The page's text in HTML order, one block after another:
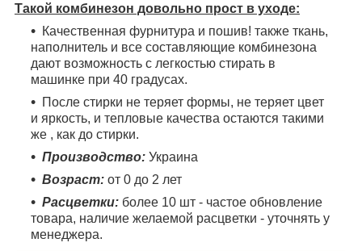
Такой комбинезон довольно прост в уходе:
Качественная фурнитура и пошив! также ткань,
наполнитель и все составляющие комбинезона
дают возможность с легкостью стирать в
машинке при 40 градусах.
После стирки не теряет формы, не теряет цвет
и яркость, и тепловые качества остаются такими
же , как до стирки.
Производство: Украина
Возраст: от 0 до 2 лет
Расцветки: более 10 шт - частое обновление
товара, наличие желаемой расцветки - уточнять у
менеджера.